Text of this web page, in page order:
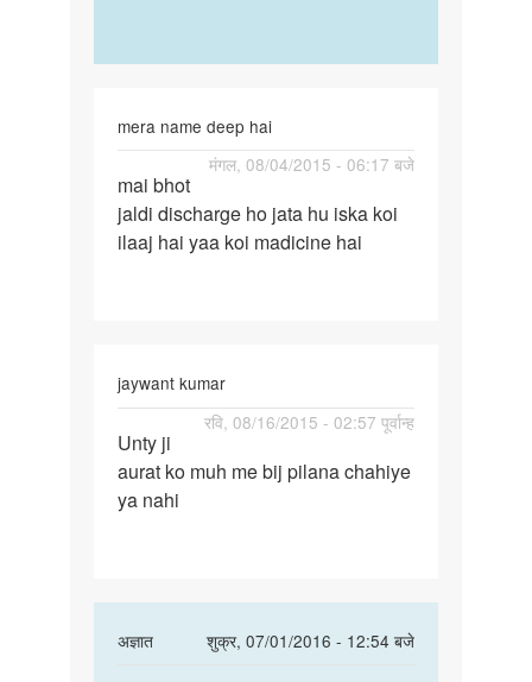
mera name deep hai
मंगल, 08/04/2015 - 06:17 बजे
mai
bhot
jaldi
mai bhot
jaldi discharge ho jata hu iska koi
ilaaj hai yaa koi madicine hai
jaywant kumar
रवि, 08/16/2015 - 02:57 पूर्वान्ह
Unty
ji
aurat
Unty ji
aurat ko muh me bij pilana chahiye
ya nahi
अज्ञात
शुक्र, 07/01/2016 - 12:54 बजे
In